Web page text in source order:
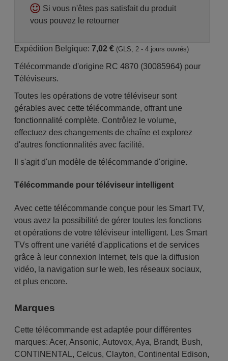
Si vous n'êtes pas satisfait du produit
vous pouvez le retourner
Expédition Belgique: 7,02 € (GLS, 2 - 4 jours ouvrés)
Télécommande d'origine RC 4870 (30085964) pour
Téléviseurs.
Toutes les opérations de votre téléviseur sont
gérables avec cette télécommande, offrant une
fonctionnalité complète. Contrôlez le volume,
effectuez des changements de chaîne et explorez
d'autres fonctionnalités avec facilité.
Il s'agit d'un modèle de télécommande d'origine.
Télécommande pour téléviseur intelligent
Avec cette télécommande conçue pour les Smart TV,
vous avez la possibilité de gérer toutes les fonctions
et opérations de votre téléviseur intelligent. Les Smart
TVs offrent une variété d'applications et de services
grâce à leur connexion Internet, tels que la diffusion
vidéo, la navigation sur le web, les réseaux sociaux,
et plus encore.
Marques
Cette télécommande est adaptée pour différentes
marques: Acer, Ansonic, Autovox, Aya, Brandt, Bush,
CONTINENTAL , Celcus, Clayton, Continental Edison,